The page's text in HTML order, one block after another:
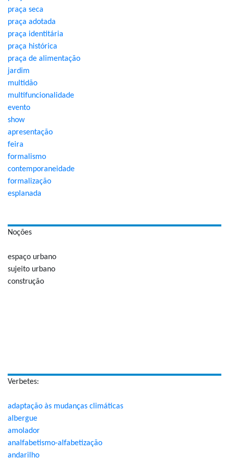
praça seca
praça adotada
praça identitária
praça histórica
praça de alimentação
jardim
multidão
multifuncionalidade
evento
show
apresentação
feira
formalismo
contemporaneidade
formalização
esplanada
Noções
espaço urbano
sujeito urbano
construção
Verbetes:
adaptação às mudanças climáticas
albergue
amolador
analfabetismo-alfabetização
andarilho